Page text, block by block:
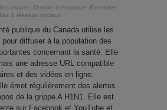
risques Dossier thématique
Exemples
& réseaux sociaux
publique du Canada utilise les
diffuser à la population des
concernant la santé. Elle
une adresse URL compatible
et des vidéos en ligne.
émet régulièrement des alertes
de la grippe A H1N1. Elle est
sur Facebook et YouTube et ...